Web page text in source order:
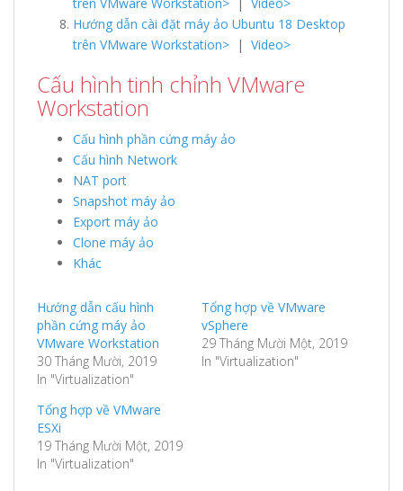
Hướng dẫn cài đặt máy ảo Ubuntu 18 Desktop
trên VMware Workstation> | Video>
Cấu hình tinh chỉnh VMware
Workstation
Cấu hình phần cứng máy ảo
Cấu hình Network
NAT port
Snapshot máy ảo
Export máy ảo
Clone máy ảo
Khác
Hướng dẫn cấu hình
phần cứng máy ảo
VMware Workstation
30 Tháng Mười, 2019
In "Virtualization"
Tổng hợp về VMware
vSphere
29 Tháng Mười Một, 2019
In "Virtualization"
Tổng hợp về VMware
ESXi
19 Tháng Mười Một, 2019
In "Virtualization"